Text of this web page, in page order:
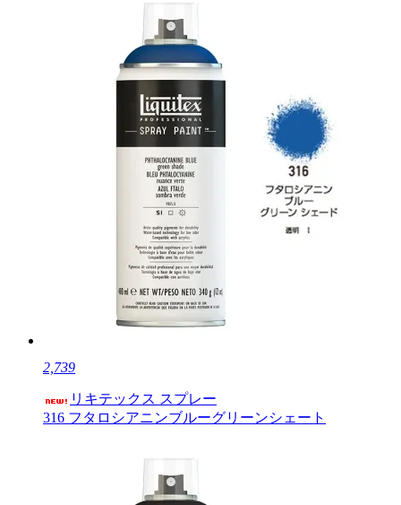
2,739
リキテックス スプレー
316 フタロシアニンブルーグリーンシェート